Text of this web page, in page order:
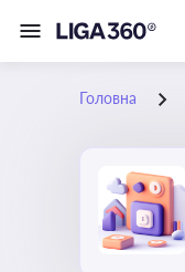
Головна